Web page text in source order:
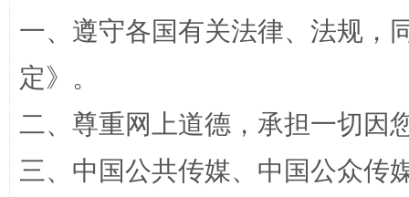
国家大学科技园优化重塑工作
一、遵守各国有关法律、法规，
定》。
二、尊重网上道德，承担一切因
三、中国公共传媒、中国公众传